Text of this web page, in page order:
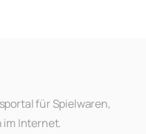
für Spielwaren,
im Internet.